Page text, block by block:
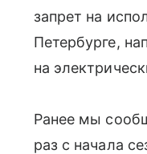
запрет на
Петербурге,
на
Ранее мы
раз с начала